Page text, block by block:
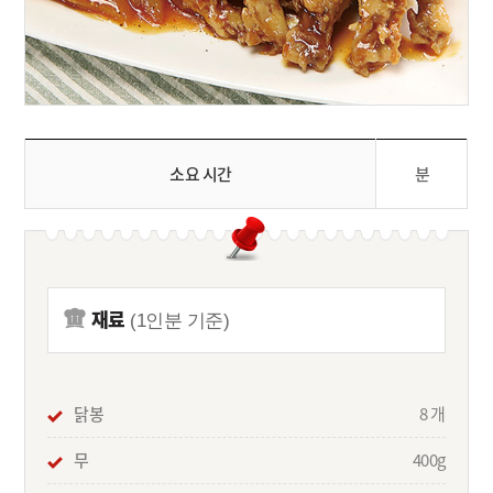
소요 시간 분
재료 (1인분 기준)
닭봉
8 개
무
400g